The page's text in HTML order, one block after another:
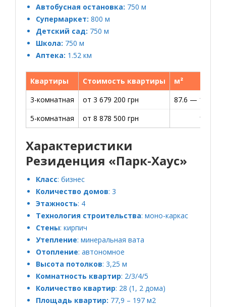
Автобусная остановка: 750 м
Супермаркет: 800 м
Детский сад: 750 м
Школа: 750 м
Аптека: 1.52 км
Квартиры Стоимость квартиры
м²
3-комнатная
от 3 679 200 грн
87.6 — 112.5
5-комнатная
от 8 878 500 грн 197.3
Характеристики
Резиденция «Парк-Хаус»
Класс: бизнес
Количество домов: 3
Этажность: 4
Технология строительства: моно-каркас
Стены: кирпич
Утепление: минеральная вата
Отопление: автономное
Высота потолков: 3,25 м
Комнатность квартир: 2/3/4/5
Количество квартир: 28 (1, 2 дома)
Площадь квартир: 77,9 – 197 м2